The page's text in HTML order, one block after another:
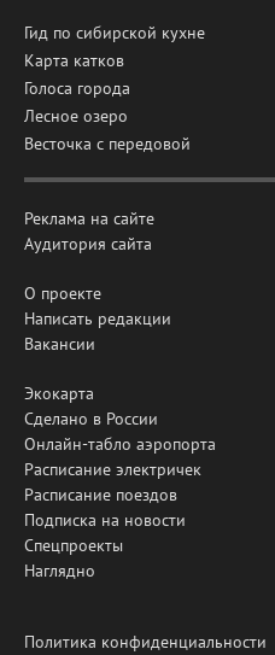
Гид по сибирской кухне
Карта катков
Голоса города
Лесное озеро
Весточка с передовой
Реклама на сайте
Аудитория сайта
О проекте
Написать редакции
Вакансии
Экокарта
Сделано в России
Онлайн-табло аэропорта
Расписание электричек
Расписание поездов
Подписка на новости
Спецпроекты
Наглядно
Политика конфиденциальности